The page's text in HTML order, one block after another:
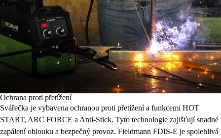
Ochrana proti přetížení
Svářečka je vybavena ochranou proti přetížení a funkcemi HOT
START, ARC FORCE a Anti-Stick. Tyto technologie zajišťují snadné
zapálení oblouku a bezpečný provoz. Fieldmann FDIS-E je spolehlivá